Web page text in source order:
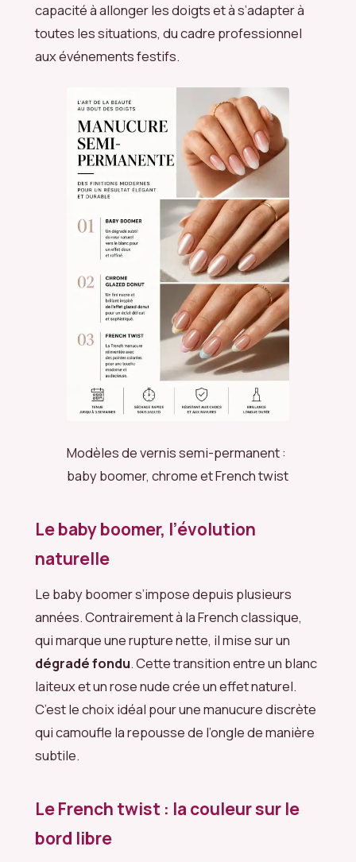
capacité à allonger les doigts et à s’adapter à
toutes les situations, du cadre professionnel
aux événements festifs.
Modèles de vernis semi-permanent :
baby boomer, chrome et French twist
Le baby boomer, l’évolution
naturelle
Le baby boomer s’impose depuis plusieurs
années. Contrairement à la French classique,
qui marque une rupture nette, il mise sur un
dégradé fondu. Cette transition entre un blanc
laiteux et un rose nude crée un effet naturel.
C’est le choix idéal pour une manucure discrète
qui camoufle la repousse de l’ongle de manière
subtile.
Le French twist : la couleur sur le
bord libre